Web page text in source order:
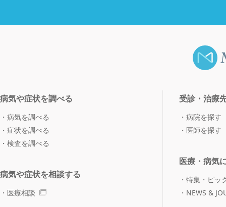
病気や症状を調べる
病気を調べる
症状を調べる
検査を調べる
病気や症状を相談する
医療相談
受診・治療
病院を探す
医師を探す
医療・病気
特集・ピッ
NEWS &